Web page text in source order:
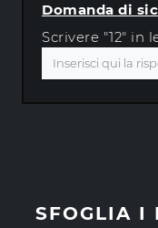
SFOGLIA I
Domanda di
Scrivere "12" in